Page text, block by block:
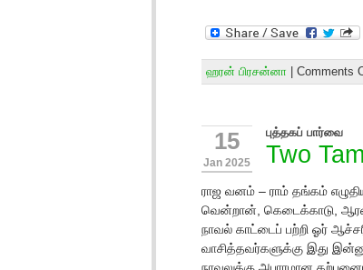
ஹரன் பிரசன்னா Comments
15
Jan 2025
புத்தகப் பார்வை
Two
ராஜ வனம் – ராம் தங்கம்
வென்றான், கெடைக்காடு,
நாவல் காட்டைப் பற்றி ஓர்
வாசித்தவர்களுக்கு இது